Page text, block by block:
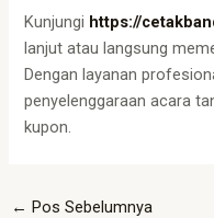
Kunjungi https://
lanjut atau langsung
Dengan layanan
penyelenggaraan acara
kupon.
← Pos Sebelumnya